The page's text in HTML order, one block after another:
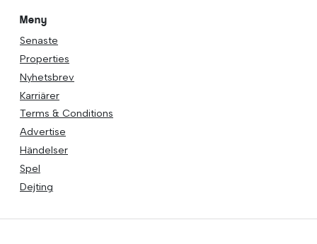
Meny
Senaste
Properties
Nyhetsbrev
Karriärer
Terms & Conditions
Advertise
Händelser
Spel
Dejting